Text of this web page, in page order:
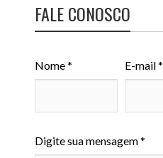
FALE CONOSCO
Nome * E-mail *
Digite sua mensagem *